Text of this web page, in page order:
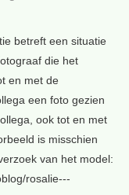
betreft een situatie
die het
en met de
een foto gezien
ook tot en met
is misschien
van het model:
rosalie---